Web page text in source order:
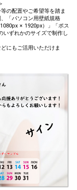
の配置やご希望等を踏ま
「パソコン用壁紙規格
× 1920px）」「ポス
いずれかのサイズで制作し
にもご活用いただけま